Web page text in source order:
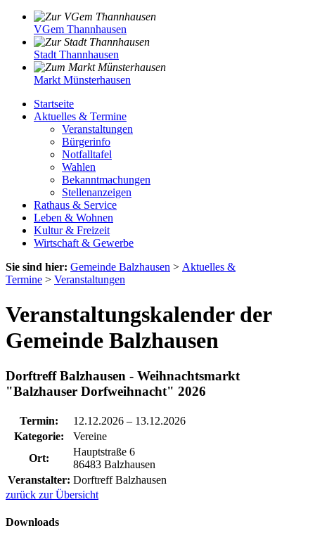
VGem Thannhausen
Stadt Thannhausen
Markt Münsterhausen
Startseite
Aktuelles & Termine
Veranstaltungen
Bürgerinfo
Notfalltafel
Wahlen
Bekanntmachungen
Stellenanzeigen
Rathaus & Service
Leben & Wohnen
Kultur & Freizeit
Wirtschaft & Gewerbe
Sie sind hier: Gemeinde Balzhausen > Aktuelles &
Termine > Veranstaltungen
Veranstaltungskalender der
Gemeinde Balzhausen
Dorftreff Balzhausen - Weihnachtsmarkt
"Balzhauser Dorfweihnacht" 2026
Termin: 12.12.2026 – 13.12.2026
Kategorie:
Vereine
Ort:
Hauptstraße 6
86483 Balzhausen
Veranstalter: Dorftreff Balzhausen
zurück zur Übersicht
Downloads